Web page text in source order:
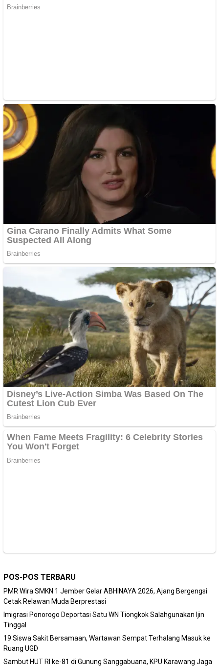
POS-POS TERBARU
PMR Wira SMKN 1 Jember Gelar ABHINAYA 2026, Ajang Bergengsi
Cetak Relawan Muda Berprestasi
Imigrasi Ponorogo Deportasi Satu WN Tiongkok Salahgunakan Ijin
Tinggal
19 Siswa Sakit Bersamaan, Wartawan Sempat Terhalang Masuk ke
Ruang UGD
Sambut HUT RI ke-81 di Gunung Sanggabuana, KPU Karawang Jaga